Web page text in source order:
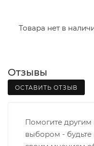
- зоны доставки;
Границы доставки в
(перекрестки улиц):
• Московская -
• Производственная
Товара нет в
Отзывы
ОСТАВИТЬ ОТЗЫВ
Помогите другим
выбором - будьте